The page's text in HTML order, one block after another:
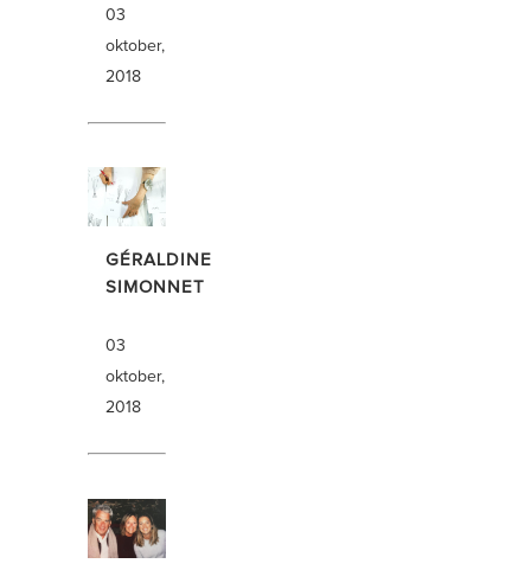
03
oktober,
2018
GÉRALDINE
SIMONNET
03
oktober,
2018